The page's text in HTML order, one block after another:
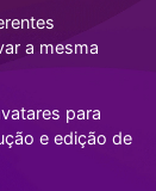
AGORA
Entrar
a mesma
para
e edição de